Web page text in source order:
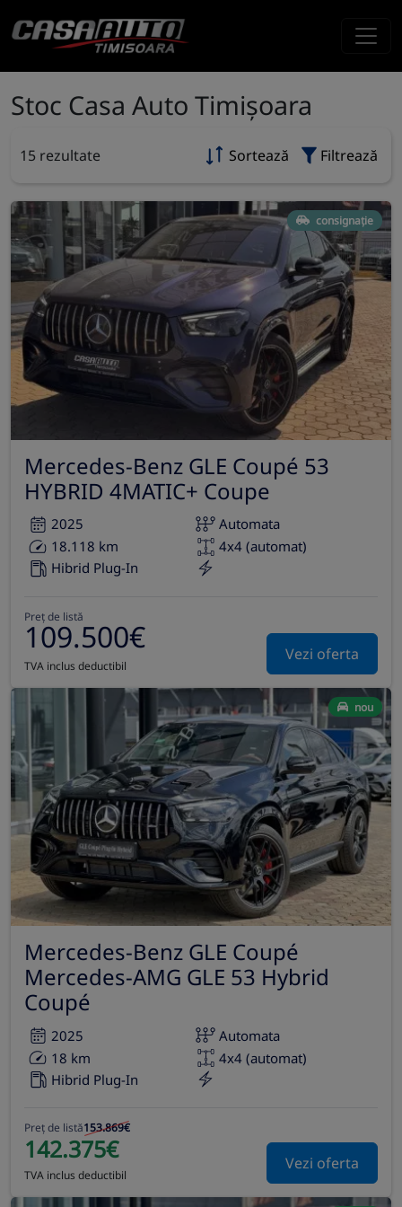
Stoc Casa Auto Timișoara
15 rezultate Sortează Filtrează
consignație
Mercedes-Benz GLE Coupé 53
HYBRID 4MATIC+ Coupe
2025
Automata
18.118 km
4x4 (automat)
Hibrid Plug-In
Preț de listă
109.500€
TVA inclus deductibil
Vezi oferta
nou
Mercedes-Benz GLE Coupé
Mercedes-AMG GLE 53 Hybrid
Coupé
2025
Automata
18 km
4x4 (automat)
Hibrid Plug-In
Preț de listă153.869€
142.375€
TVA inclus deductibil
Vezi oferta